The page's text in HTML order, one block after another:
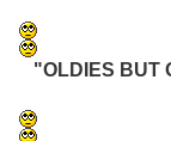
"OLDIES BUT